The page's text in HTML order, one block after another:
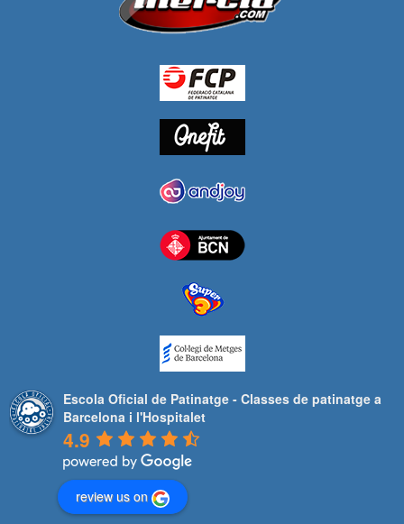
Escola Oficial de Patinatge - Classes de patinatge a
Barcelona i l'Hospitalet
4.9
review us on